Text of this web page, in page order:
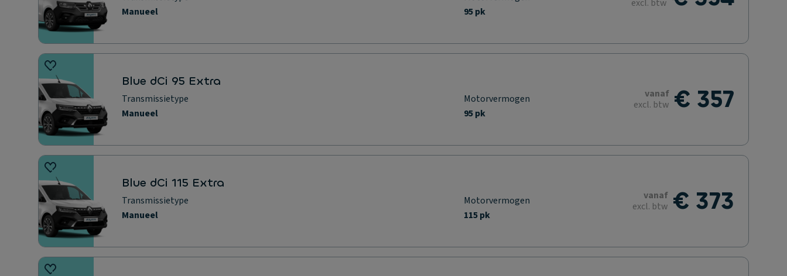
Manueel
95 pk
excl. btw
Blue dCi 95 Extra
Transmissietype
Manueel
Motorvermogen
95 pk
€ 357
vanaf
excl. btw
Blue dCi 115 Extra
Transmissietype
Manueel
Motorvermogen
115 pk
€ 373
vanaf
excl. btw